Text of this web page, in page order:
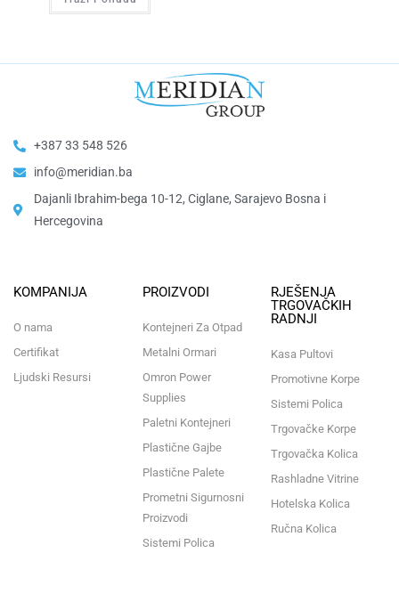
+387 33 548 526
info@meridian.ba
Dajanli Ibrahim-bega 10-12, Ciglane, Sarajevo Bosna i
Hercegovina​
KOMPANIJA
O nama
Certifikat
Ljudski Resursi
PROIZVODI
Kontejneri Za Otpad
Metalni Ormari
Omron Power
Supplies
Paletni Kontejneri
Plastične Gajbe
Plastične Palete
Prometni Sigurnosni
Proizvodi
Sistemi Polica
RJEŠENJA
TRGOVAČKIH
RADNJI
Kasa Pultovi
Promotivne Korpe
Sistemi Polica
Trgovačke Korpe
Trgovačka Kolica
Rashladne Vitrine
Hotelska Kolica
Ručna Kolica